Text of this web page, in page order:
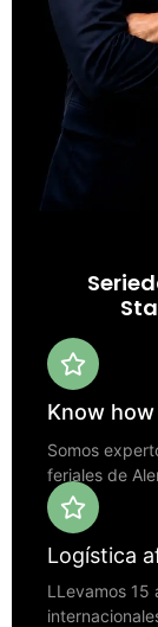
Know
Somos
feriales de
Logística
LLevamos 15